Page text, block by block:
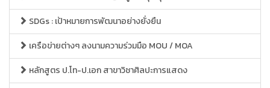
SDGs : เป้าหมายการพัฒนาอย่างยั่งยืน
เครือข่ายต่างๆ ลงนามความร่วมมือ MOU / MOA
หลักสูตร ป.โท-ป.เอก สาขาวิชาศิลปะการแสดง